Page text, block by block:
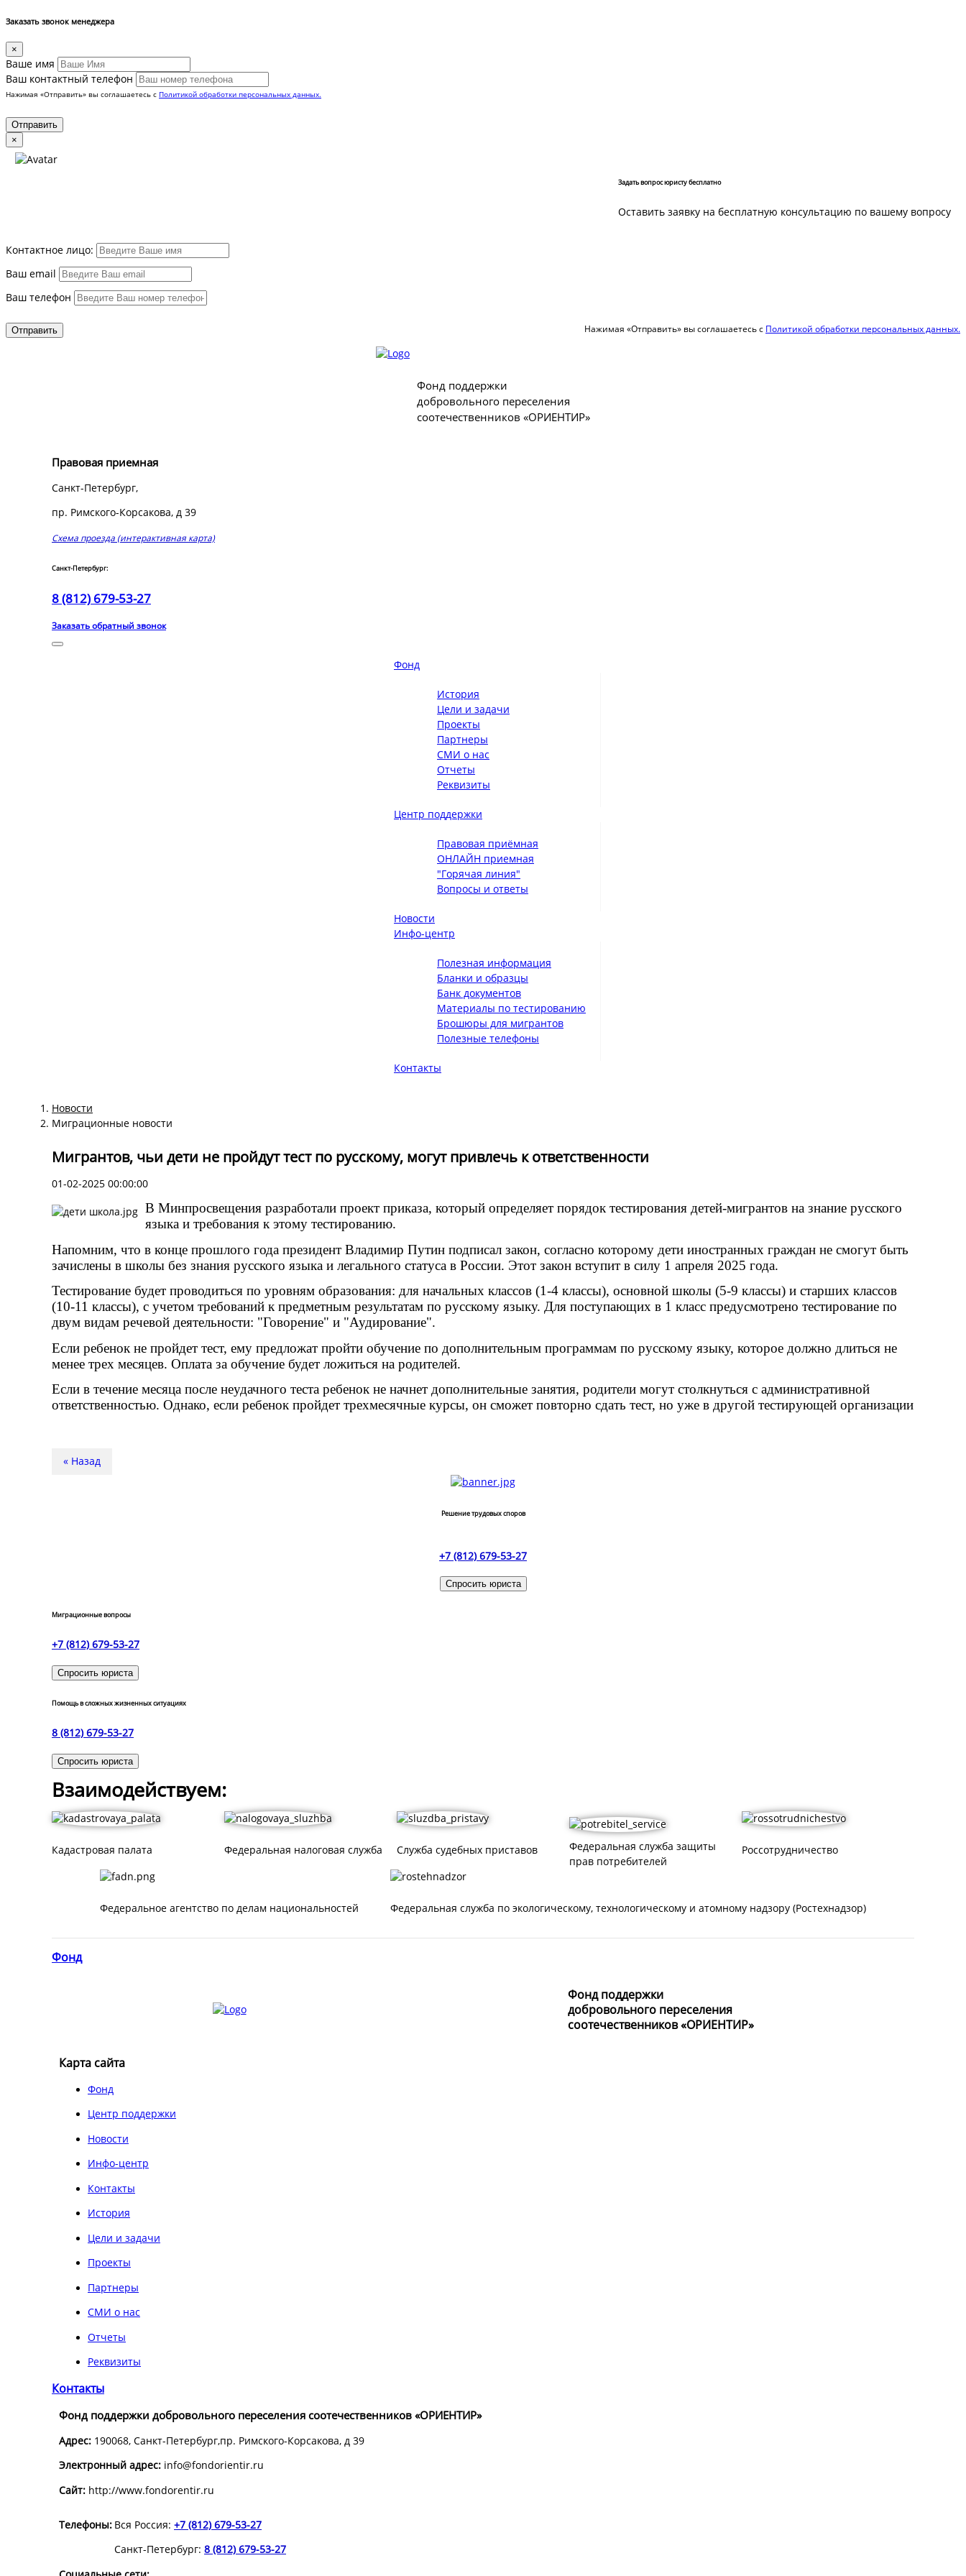
Заказать звонок менеджера
×
Вашe имя
Ваш контактный телефон
Нажимая «Отправить» вы соглашаетесь с Политикой обработки персональных данных.
×
Задать вопрос юристу бесплатно
Оставить заявку на бесплатную консультацию по вашему вопросу
Контактное лицо:
Ваш email
Ваш телефон
Нажимая «Отправить» вы соглашаетесь с Политикой обработки персональных данных.
Фонд поддержки
добровольного переселения
соотечественников «ОРИЕНТИР»
Правовая приемная
Санкт-Петербург,
пр. Римского-Корсакова, д 39
Схема проезда (интерактивная карта)
Санкт-Петербург:
8 (812) 679-53-27
Заказать обратный звонок
Фонд
История
Цели и задачи
Проекты
Партнеры
СМИ о нас
Отчеты
Реквизиты
Центр поддержки
Правовая приёмная
ОНЛАЙН приемная
"Горячая линия"
Вопросы и ответы
Новости
Инфо-центр
Полезная информация
Бланки и образцы
Банк документов
Материалы по тестированию
Брошюры для мигрантов
Полезные телефоны
Контакты
Новости
Миграционные новости
Мигрантов, чьи дети не пройдут тест по русскому, могут привлечь к ответственности
01-02-2025 00:00:00
В Минпросвещения разработали проект приказа, который определяет порядок тестирования детей-мигрантов на знание русского
языка и требования к этому тестированию.
Напомним, что в конце прошлого года президент Владимир Путин подписал закон, согласно которому дети иностранных граждан не смогут быть
зачислены в школы без знания русского языка и легального статуса в России. Этот закон вступит в силу 1 апреля 2025 года.
Тестирование будет проводиться по уровням образования: для начальных классов (1-4 классы), основной школы (5-9 классы) и старших классов
(10-11 классы), с учетом требований к предметным результатам по русскому языку. Для поступающих в 1 класс предусмотрено тестирование по
двум видам речевой деятельности: "Говорение" и "Аудирование".
Если ребенок не пройдет тест, ему предложат пройти обучение по дополнительным программам по русскому языку, которое должно длиться не
менее трех месяцев. Оплата за обучение будет ложиться на родителей.
Если в течение месяца после неудачного теста ребенок не начнет дополнительные занятия, родители могут столкнуться с административной
ответственностью. Однако, если ребенок пройдет трехмесячные курсы, он сможет повторно сдать тест, но уже в другой тестирующей организации
« Назад
Решение трудовых споров
+7 (812) 679-53-27
Спросить юриста
Миграционные вопросы
+7 (812) 679-53-27
Спросить юриста
Помощь в сложных жизненных ситуациях
8 (812) 679-53-27
Спросить юриста
Взаимодействуем:
Кадастровая палата Федеральная налоговая служба Служба судебных приставов
Федеральная служба защиты
прав потребителей
Россотрудничество
Федеральное агентство по делам национальностей Федеральная служба по экологическому, технологическому и атомному надзору (Ростехнадзор)
Фонд
Фонд поддержки
добровольного переселения
соотечественников «ОРИЕНТИР»
Карта сайта
Фонд
Центр поддержки
Новости
Инфо-центр
Контакты
История
Цели и задачи
Проекты
Партнеры
СМИ о нас
Отчеты
Реквизиты
Контакты
Фонд поддержки добровольного переселения соотечественников «ОРИЕНТИР»
Адрес: 190068, Санкт-Петербург,пр. Римского-Корсакова, д 39
Электронный адрес: info@fondorientir.ru
Cайт: http://www.fondorentir.ru
Телефоны: Вся Россия: +7 (812) 679-53-27
Санкт-Петербург: 8 (812) 679-53-27